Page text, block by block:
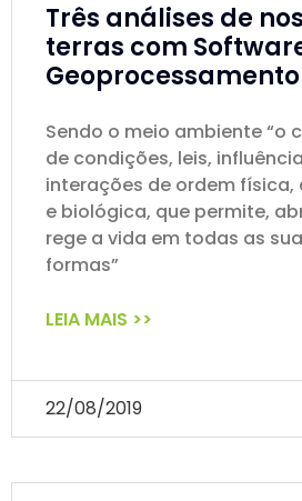
Três análises de
terras com
Geoprocessamento
Sendo o meio ambiente “o
de condições, leis,
interações de ordem física,
e biológica, que permite,
rege a vida em todas as
formas”
LEIA MAIS >>
22/08/2019